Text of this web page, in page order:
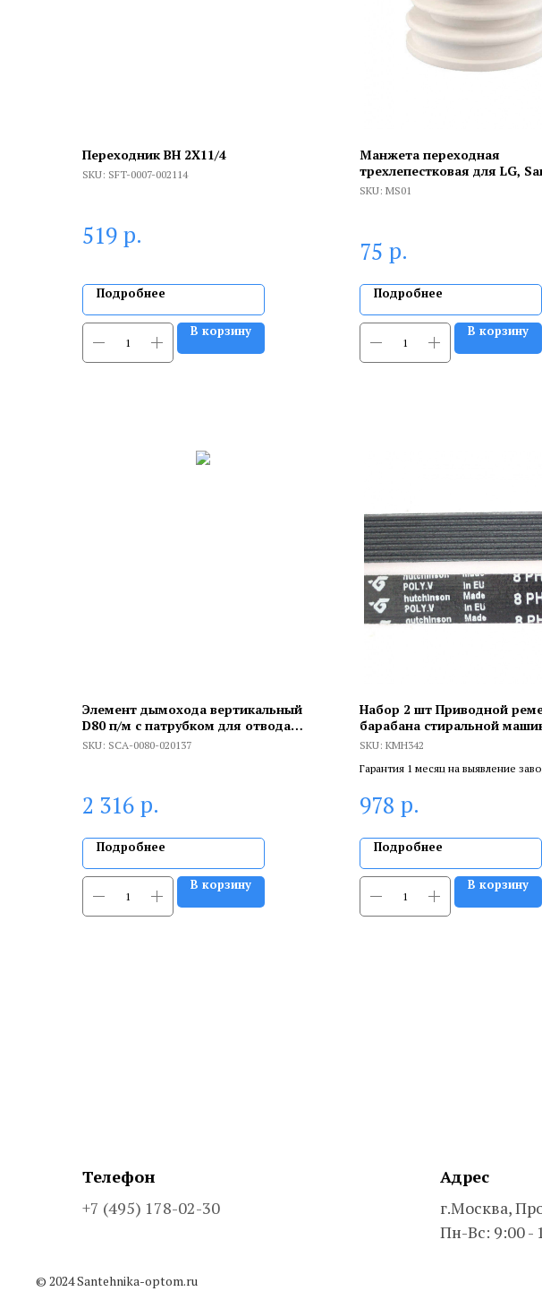
Переходник ВН 2X11/4
SKU: SFT-0007-002114
519 р.
Подробнее
В корзину
Манжета переходная
трехлепестковая для LG,
Hotpoint, D25х50, MS01
SKU: MS01
75 р.
Подробнее
В корзину
Элемент дымохода вертикальный
D80 п/м с патрубком для отвода
конденсата
SKU: SCA-0080-020137
2 316 р.
Подробнее
В корзину
Набор 2 шт Приводной
барабана стиральной
Hutchinson, Electrolux,
SKU: KMH342
Гарантия 1 месяц на выявление
сертифицированный специалист.
978 р.
Подробнее
В корзину
Телефон
+7 (495) 178-02-30
Адрес
г.Москва,
Пн-Вс: 9:00 -
© 2024 Santehnika-optom.ru